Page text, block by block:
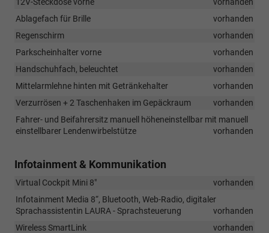
Ablagefach für Brille
vorhanden
Regenschirm
vorhanden
Parkscheinhalter vorne
vorhanden
Handschuhfach, beleuchtet
vorhanden
Mittelarmlehne hinten mit Getränkehalter
vorhanden
Verzurrösen + 2 Taschenhaken im Gepäckraum
vorhanden
Fahrer- und Beifahrersitz manuell höheneinstellbar mit manuell
einstellbarer Lendenwirbelstütze
vorhanden
Infotainment & Kommunikation
Virtual Cockpit Mini 8"
vorhanden
Infotainment Media 8“, Bluetooth, Web-Radio, digitaler
Sprachassistentin LAURA - Sprachsteuerung
vorhanden
Wireless SmartLink
vorhanden